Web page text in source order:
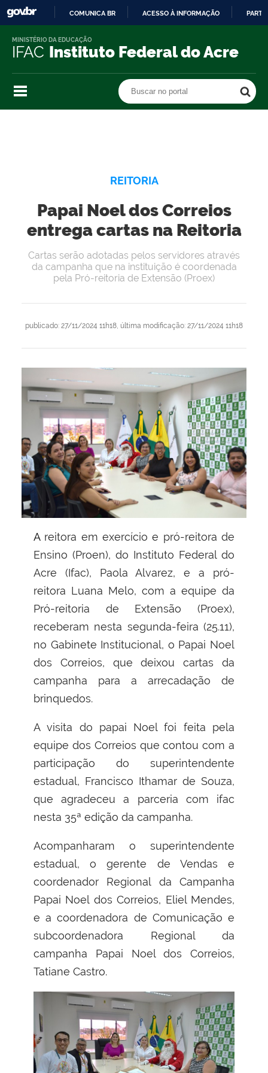
O
COMUNICA BR ACESSO À INFORMAÇÃO
IFAC Instituto Federal do Acre
MINISTÉRIO DA EDUCAÇÃO
Buscar no portal
REITORIA
Papai Noel dos Correios
entrega cartas na Reitoria
publicado: 27/11/2024 11h18, última modificação: 27/11/2024 11h18
Cartas serão adotadas pelos servidores através
da campanha que na instituição é coordenada
pela Pró-reitoria de Extensão (Proex)
A reitora em exercício e pró-reitora de
Ensino (Proen), do Instituto Federal do
Acre (Ifac), Paola Alvarez, e a pró-
reitora Luana Melo, com a equipe da
Pró-reitoria de Extensão (Proex),
receberam nesta segunda-feira (25.11),
no Gabinete Institucional, o Papai Noel
dos Correios, que deixou cartas da
campanha para a arrecadação de
brinquedos.
A visita do papai Noel foi feita pela
equipe dos Correios que contou com a
participação do superintendente
estadual, Francisco Ithamar de Souza,
que agradeceu a parceria com ifac
nesta 35ª edição da campanha.
Acompanharam o superintendente
estadual, o gerente de Vendas e
coordenador Regional da Campanha
Papai Noel dos Correios, Eliel Mendes,
e a coordenadora de Comunicação e
subcoordenadora Regional da
campanha Papai Noel dos Correios,
Tatiane Castro.